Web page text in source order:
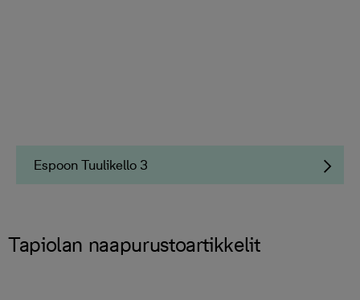
Espoon Tuulikello 3
Tapiolan naapurustoartikkelit